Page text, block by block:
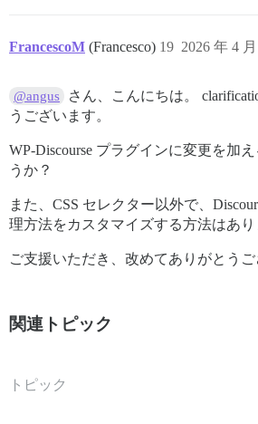
FrancescoM (Francesco) 2026 年 4
19
@angus
さん、こんにちは。
うございます。
WP-Discourse プラグインに変更を加
うか？
また、CSS セレクター以外で、
理方法をカスタマイズする方法はあり
ご支援いただき、改めてありがとう
関連トピック
トピック